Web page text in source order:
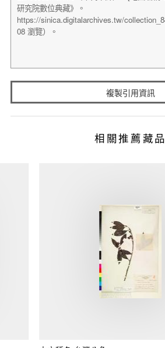
複製引用資訊
相關推薦藏品